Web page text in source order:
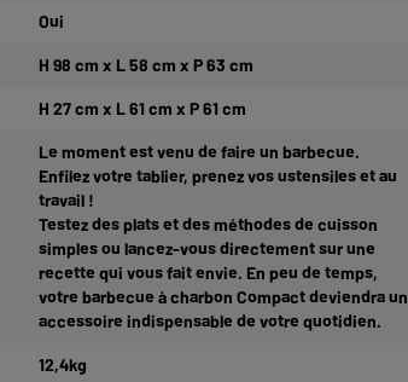
Oui
H 98 cm x L 58 cm x P 63 cm
H 27 cm x L 61 cm x P 61 cm
Le moment est venu de faire un barbecue.
Enfilez votre tablier, prenez vos ustensiles et au
travail !
Testez des plats et des méthodes de cuisson
simples ou lancez-vous directement sur une
recette qui vous fait envie. En peu de temps,
votre barbecue à charbon Compact deviendra un
accessoire indispensable de votre quotidien.
12,4kg